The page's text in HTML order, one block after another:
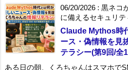
06/20/2026 : 黒ネコ
に備えるセキュリテ
Claude Mythos時
ース・偽情報を見
テラシー(第9回/全
ある日の朝、くろちゃんはスマホで